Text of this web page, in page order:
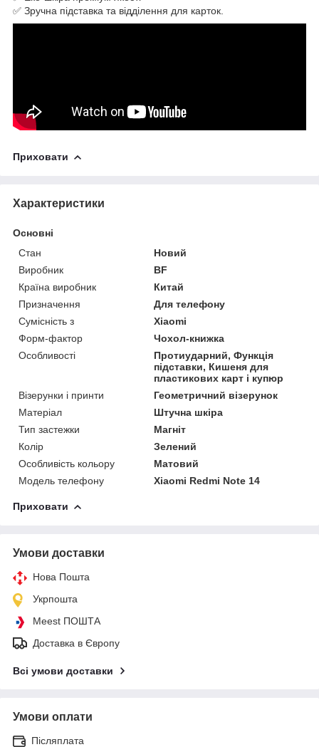
✅ Зручна підставка та відділення для карток.
Приховати
Характеристики
Основні
Стан
Новий
Виробник
BF
Країна виробник
Китай
Призначення
Для телефону
Сумісність з
Xiaomi
Форм-фактор
Чохол-книжка
Особливості
Протиударний, Функція
підставки, Кишеня для
пластикових карт і купюр
Візерунки і принти
Геометричний візерунок
Матеріал
Штучна шкіра
Тип застежки
Магніт
Колір
Зелений
Особливість кольору
Матовий
Модель телефону
Xiaomi Redmi Note 14
Приховати
Умови доставки
Нова Пошта
Укрпошта
Meest ПОШТА
Доставка в Європу
Всі умови доставки
Умови оплати
Післяплата